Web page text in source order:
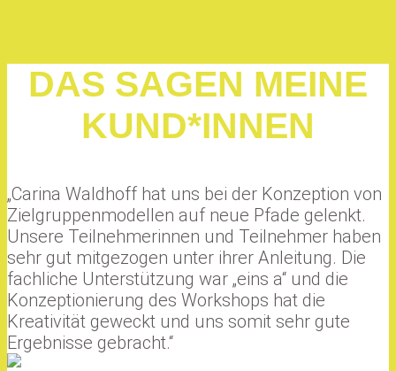
DAS SAGEN MEINE
KUND*INNEN
„Carina Waldhoff hat uns bei der Konzeption von
Zielgruppenmodellen auf neue Pfade gelenkt.
Unsere Teilnehmerinnen und Teilnehmer haben
sehr gut mitgezogen unter ihrer Anleitung. Die
fachliche Unterstützung war „eins a“ und die
Konzeptionierung des Workshops hat die
Kreativität geweckt und uns somit sehr gute
Ergebnisse gebracht.“